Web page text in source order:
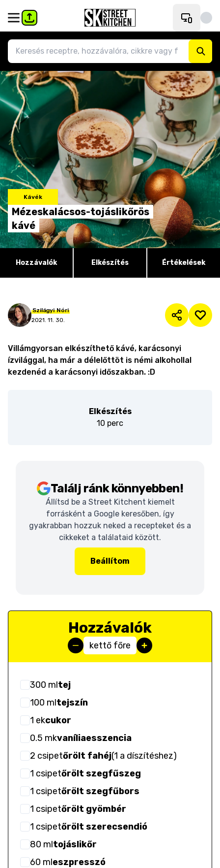
Kávék
Mézeskalácsos-tojáslikőrös
kávé
Hozzávalók Elkészítés Értékelések
Szilágyi Nóri
2021. 11. 30.
Villámgyorsan elkészíthető kávé, karácsonyi
ízvilággal, ha már a délelőttöt is némi alkohollal
kezdenéd a karácsonyi időszakban. :D
Elkészítés
10 perc
Találj ránk könnyebben!
Állítsd be a Street Kitchent kiemelt
forrásként a Google keresőben, így
gyakrabban hozzuk neked a recepteket és a
cikkeket a találataid között.
Beállítom
Hozzávalók
kettő főre
300 mltej
100 mltejszín
1 ekcukor
0.5 mkvaníliaesszencia
2 csipetőrölt fahéj(1 a díszítéshez)
1 csipetőrölt szegfűszeg
1 csipetőrölt szegfűbors
1 csipetőrölt gyömbér
1 csipetőrölt szerecsendió
80 mltojáslikőr
60 mleszpresszó